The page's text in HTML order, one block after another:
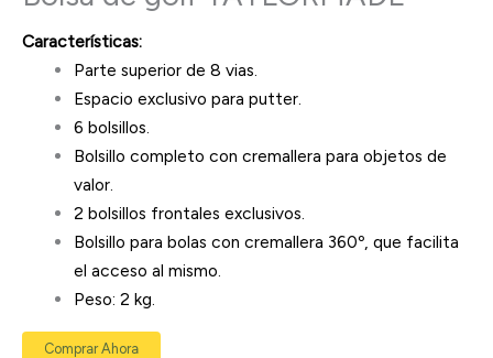
Características:
Parte superior de 8 vias.
Espacio exclusivo para putter.
6 bolsillos.
Bolsillo completo con cremallera para objetos de
valor.
2 bolsillos frontales exclusivos.
Bolsillo para bolas con cremallera 360º, que facilita
el acceso al mismo.
Peso: 2 kg.
Comprar Ahora